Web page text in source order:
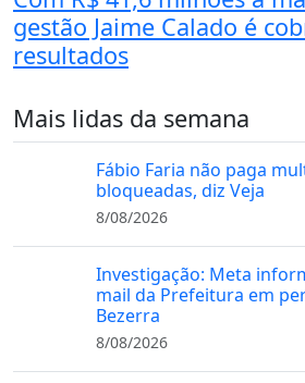
gestão Jaime Calado é
resultados
Mais lidas da semana
Fábio Faria não paga
bloqueadas, diz Veja
8/08/2026
Investigação: Meta
mail da Prefeitura em
Bezerra
8/08/2026